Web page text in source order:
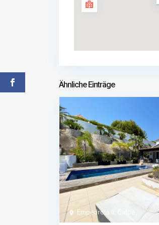
Ähnliche Einträge
Empedrola II, Calpe